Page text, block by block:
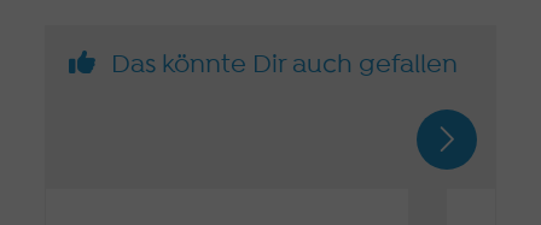
Das könnte Dir auch gefallen